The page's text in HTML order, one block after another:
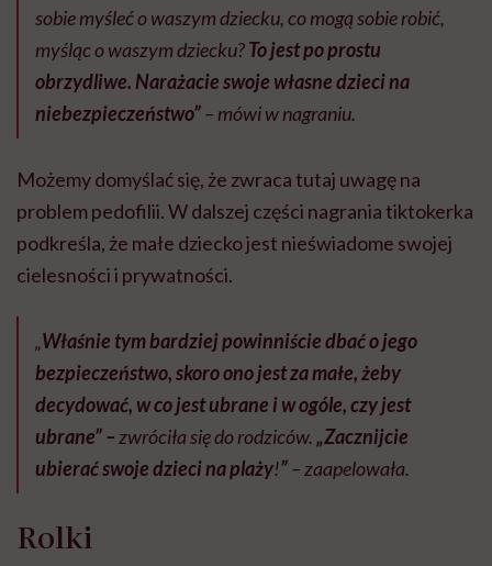
sobie myśleć o waszym dziecku, co mogą sobie robić,
myśląc o waszym dziecku?To jest po prostu
obrzydliwe. Narażacie swoje własne dzieci na
niebezpieczeństwo”– mówi w nagraniu.
Możemy domyślać się, że zwraca tutaj uwagę na
problem pedofilii. W dalszej części nagrania tiktokerka
podkreśla, że małe dziecko jest nieświadome swojej
cielesności i prywatności.
„Właśnie tym bardziej powinniście dbać o jego
bezpieczeństwo, skoro ono jest za małe, żeby
decydować, w co jest ubrane i w ogóle, czy jest
ubrane” –zwróciła się do rodziców.„Zacznijcie
ubierać swoje dzieci na plaży!”– zaapelowała.
Rolki